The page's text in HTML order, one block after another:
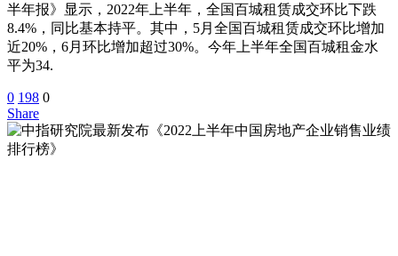
半年报》显示，2022年上半年，全国百城租赁成交环比下跌
8.4%，同比基本持平。其中，5月全国百城租赁成交环比增加
近20%，6月环比增加超过30%。今年上半年全国百城租金水
平为34.
0 198 0
Share